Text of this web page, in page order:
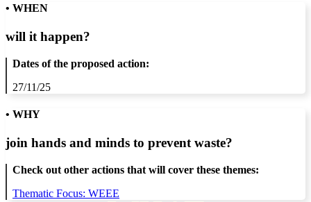
• WHEN
will it happen?
Dates of the proposed action:
27/11/25
• WHY
join hands and minds to prevent waste?
Check out other actions that will cover these themes:
Thematic Focus: WEEE